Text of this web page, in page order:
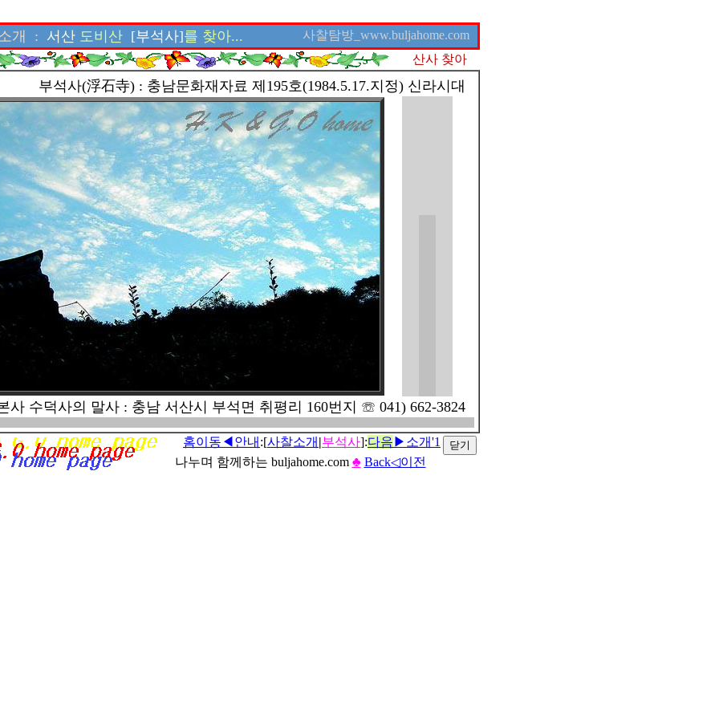
개 : 서산 도비산 [부석사]를 찾아...
사찰탐방_www.buljahome.com
산사 찾아
부석사(浮石寺) : 충남문화재자료 제195호(1984.5.17.지정) 신라시대
사 수덕사의 말사 : 충남 서산시 부석면 취평리 160번지 ☏ 041) 662-3824
홈이동◀안내 :[사찰소개 |부석사]:다음 ▶소개'1
나누며 함께하는 buljahome.com ♣ Back◁이전